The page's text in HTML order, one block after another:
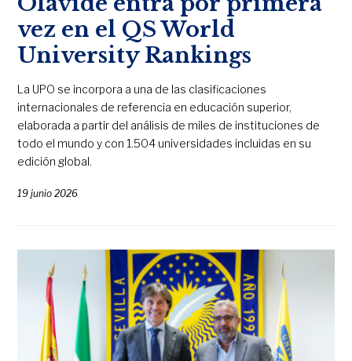
vez en el QS World
University Rankings
La UPO se incorpora a una de las clasificaciones
internacionales de referencia en educación superior,
elaborada a partir del análisis de miles de instituciones de
todo el mundo y con 1.504 universidades incluidas en su
edición global.
19 junio 2026